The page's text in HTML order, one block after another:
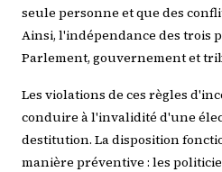
seule personne et que des
Ainsi, l'indépendance des trois
Parlement, gouvernement et
Les violations de ces règles
conduire à l'invalidité d'une
destitution. La disposition
manière préventive : les